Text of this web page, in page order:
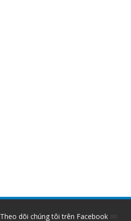
Theo dõi chúng tôi trên Facebook